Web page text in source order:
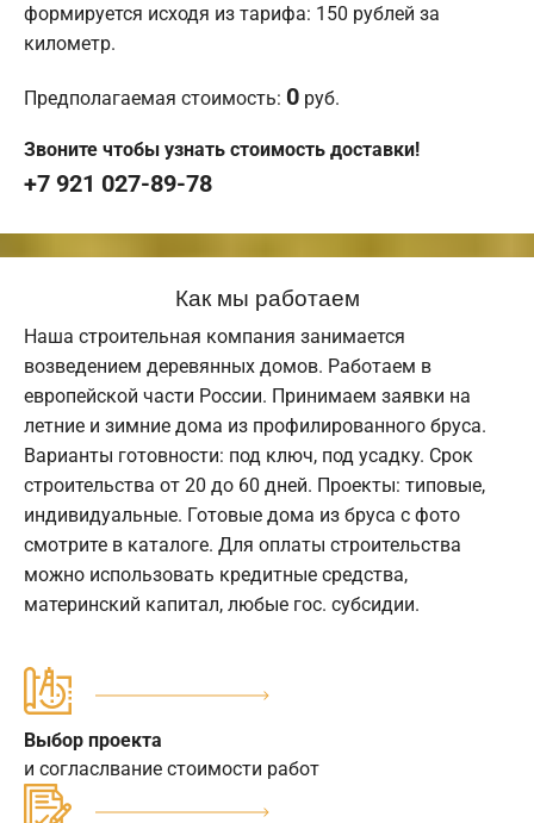
формируется исходя из тарифа: 150 рублей за
километр.
Предполагаемая стоимость: 0 руб.
Звоните чтобы узнать стоимость доставки!
+7 921 027-89-78
Как мы работаем
Наша строительная компания занимается
возведением деревянных домов. Работаем в
европейской части России. Принимаем заявки на
летние и зимние дома из профилированного бруса.
Варианты готовности: под ключ, под усадку. Срок
строительства от 20 до 60 дней. Проекты: типовые,
индивидуальные. Готовые дома из бруса с фото
смотрите в каталоге. Для оплаты строительства
можно использовать кредитные средства,
материнский капитал, любые гос. субсидии.
Выбор проекта
и согласлвание стоимости работ